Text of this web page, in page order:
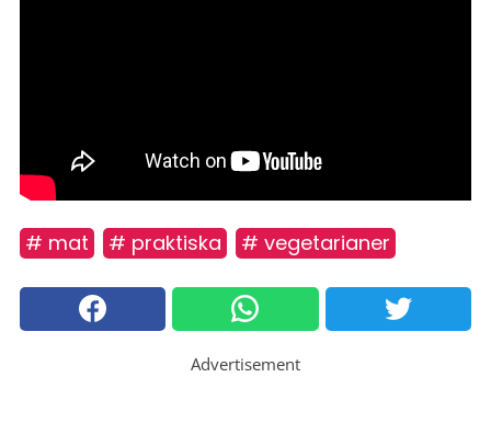
# mat # praktiska # vegetarianer
Advertisement